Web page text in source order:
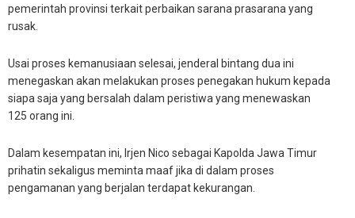
pemerintah provinsi terkait perbaikan sarana prasarana yang
rusak.
Usai proses kemanusiaan selesai, jenderal bintang dua ini
menegaskan akan melakukan proses penegakan hukum kepada
siapa saja yang bersalah dalam peristiwa yang menewaskan
125 orang ini.
Dalam kesempatan ini, Irjen Nico sebagai Kapolda Jawa Timur
prihatin sekaligus meminta maaf jika di dalam proses
pengamanan yang berjalan terdapat kekurangan.